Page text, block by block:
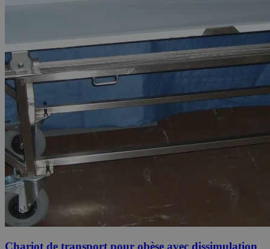
Chariot de transport pour obèse avec dissimulation